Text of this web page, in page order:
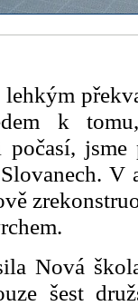
k
V
Nová
šest